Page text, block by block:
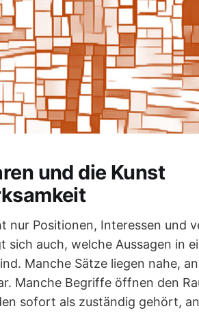
und die Kunst
nur Positionen, Interessen und
auch, welche Aussagen in
Manche Sätze liegen nahe,
Manche Begriffe öffnen den
sofort als zuständig gehört,